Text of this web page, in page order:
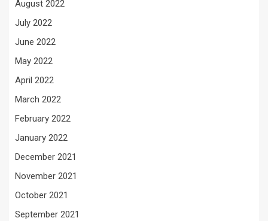
August 2022
July 2022
June 2022
May 2022
April 2022
March 2022
February 2022
January 2022
December 2021
November 2021
October 2021
September 2021